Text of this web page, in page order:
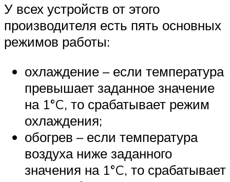
У всех устройств от этого
производителя есть пять основных
режимов работы:
охлаждение – если температура
превышает заданное значение
на 1°C, то срабатывает режим
охлаждения;
обогрев – если температура
воздуха ниже заданного
значения на 1°C, то срабатывает